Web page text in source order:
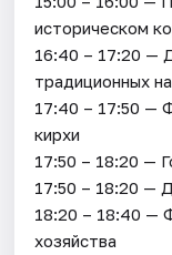
историческом
16:40 – 17:20 —
традиционных
17:40 – 17:50 —
кирхи
17:50 – 18:20 —
17:50 – 18:20 —
18:20 – 18:40 —
хозяйства